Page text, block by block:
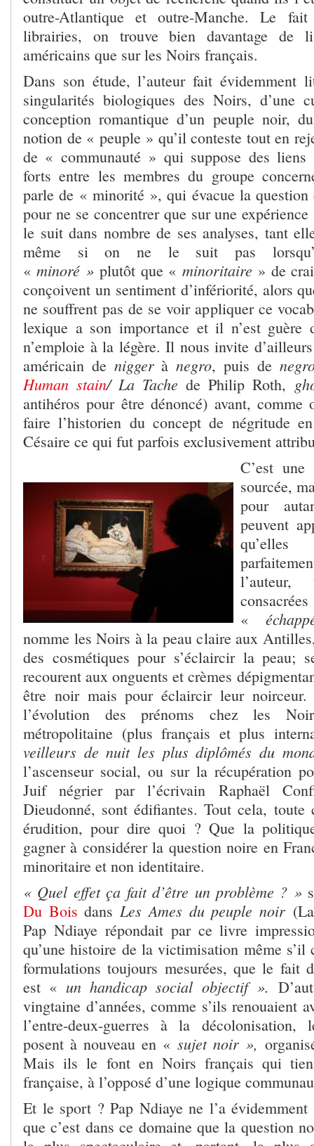
outre-Atlantique et outre-Manche. Le
librairies, on trouve bien davantage de
américains que sur les Noirs français.
Dans son étude, l’auteur fait évidemment
singularités biologiques des Noirs, d’une
conception romantique d’un peuple noir,
notion de « peuple » qu’il conteste tout en
de « communauté » qui suppose des liens
forts entre les membres du groupe
parle de « minorité », qui évacue la
pour ne se concentrer que sur une
le suit dans nombre de ses analyses, tant
même si on ne le suit pas
«minoré »plutôt que « minoritaire » de
conçoivent un sentiment d’infériorité, alors
ne souffrent pas de se voir appliquer ce
lexique a son importance et il n’est guère
n’emploie à la légère. Il nous invite
américain de niggerànegro, puis de
Human stain/ La Tache de Philip Roth,
antihéros pour être dénoncé) avant, comme
faire l’historien du concept de négritude
Césaire ce qui fut parfois exclusivement
C’est une
sourcée,
pour
peuvent
«
nomme les Noirs à la peau claire aux
des cosmétiques pour s’éclaircir la peau;
recourent aux onguents et crèmes
être noir mais pour éclaircir leur noirceur.
l’évolution des prénoms chez les
métropolitaine (plus français et plus
veilleurs de nuit les plus diplômés du
l’ascenseur social, ou sur la récupération
Juif négrier par l’écrivain Raphaël
Dieudonné, sont édifiantes. Tout cela, toute
érudition, pour dire quoi ? Que la
gagner à considérer la question noire en
minoritaire et non identitaire.
« Quel effet ça fait d’être un problème ? »
Du Bois dansLes Ames du peuple noir
Pap Ndiaye répondait par ce livre
qu’une histoire de la victimisation même s’il
formulations toujours mesurées, que le fait
est « un handicap social objectif ».
vingtaine d’années, comme s’ils renouaient
l’entre-deux-guerres à la décolonisation,
posent à nouveau en « sujet noir »,
Mais ils le font en Noirs français qui
française, à l’opposé d’une logique
Et le sport ? Pap Ndiaye ne l’a évidemment
que c’est dans ce domaine que la question